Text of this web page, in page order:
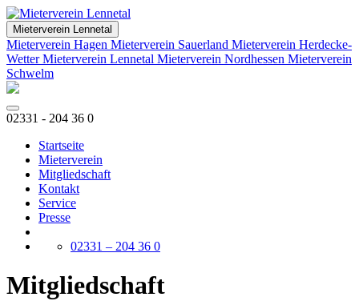
Mieterverein Lennetal
Mieterverein Hagen Mieterverein Sauerland Mieterverein Herdecke-
WetterMieterverein Lennetal Mieterverein Nordhessen Mieterverein
Schwelm
02331 - 204 36 0
Startseite
Mieterverein
Mitgliedschaft
Kontakt
Service
Presse
02331 – 204 36 0
Mitgliedschaft